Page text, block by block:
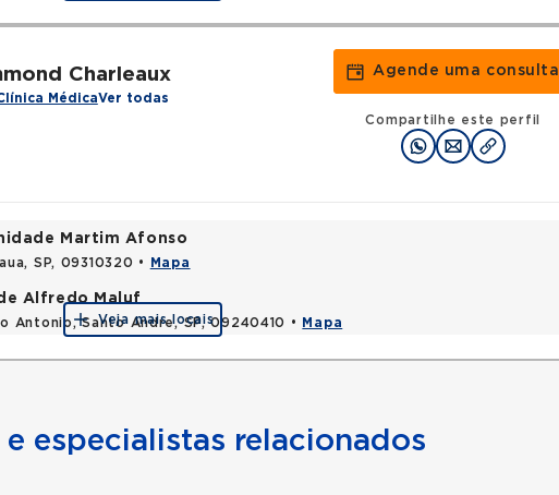
Charleaux
MédicaVer todas
Agende uma consulta
Compartilhe este perfil
Martim Afonso
SP, 09310320 • Mapa
Alfredo Maluf
Antonio, Santo Andre, SP, 09240410 • Mapa
Veja mais locais
especialistas relacionados